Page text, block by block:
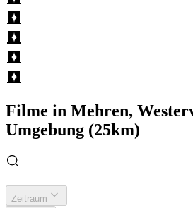
Filme in Mehren,
Umgebung (25km)
Zeitraum